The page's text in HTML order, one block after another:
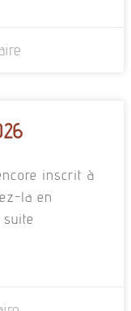
inscrit à
la en